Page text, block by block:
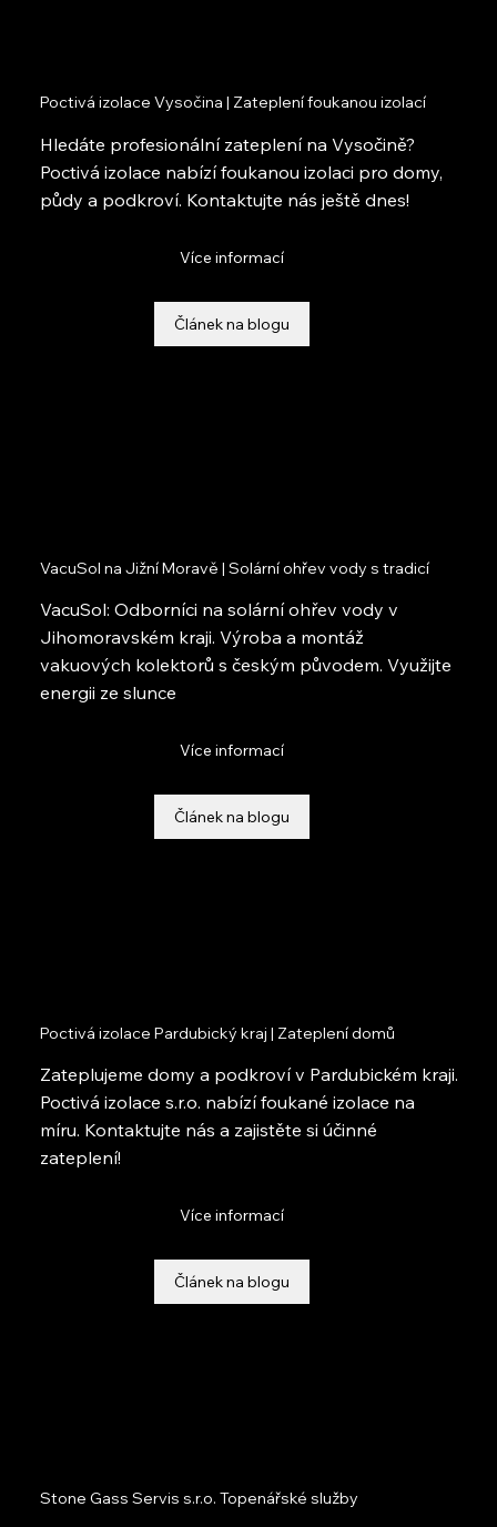
Poctivá izolace Vysočina | Zateplení foukanou izolací
Hledáte profesionální zateplení na Vysočině?
Poctivá izolace nabízí foukanou izolaci pro domy,
půdy a podkroví. Kontaktujte nás ještě dnes!
Více informací
Článek na blogu
VacuSol na Jižní Moravě | Solární ohřev vody s tradicí
VacuSol: Odborníci na solární ohřev vody v
Jihomoravském kraji. Výroba a montáž
vakuových kolektorů s českým původem. Využijte
energii ze slunce
Více informací
Článek na blogu
Poctivá izolace Pardubický kraj | Zateplení domů
Zateplujeme domy a podkroví v Pardubickém kraji.
Poctivá izolace s.r.o. nabízí foukané izolace na
míru. Kontaktujte nás a zajistěte si účinné
zateplení!
Více informací
Článek na blogu
Stone Gass Servis s.r.o. Topenářské služby